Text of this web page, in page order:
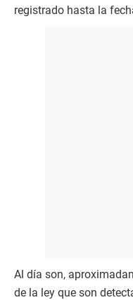
registrado hasta la
Al día son,
de la ley que son